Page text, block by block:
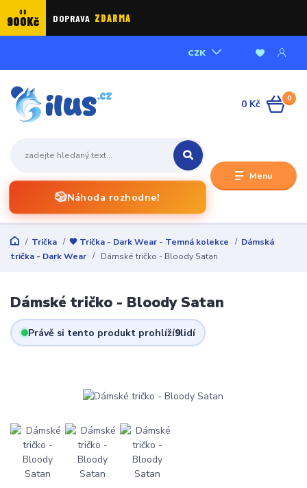
OD
900Kč DOPRAVA ZDARMA
Menu
CZK
🎲Náhoda rozhodne!
0
0 Kč
Trička 🖤 Trička - Dark Wear - Temná kolekce
Dámská
trička - Dark Wear
Dámské tričko - Bloody Satan
Dámské tričko - Bloody Satan
Právě si tento produkt prohlíží9lidí